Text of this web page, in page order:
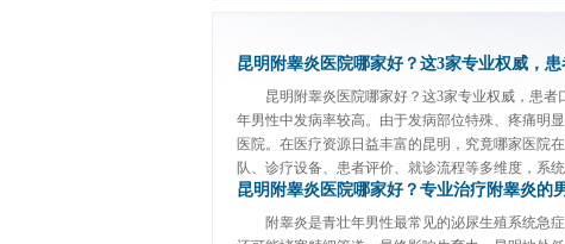
昆明附睾炎医院哪家好？这3家专业权威，患
昆明附睾炎医院哪家好？这3家专业权威，患
年男性中发病率较高。由于发病部位特殊、疼痛明
医院。在医疗资源日益丰富的昆明，究竟哪家医院
队、诊疗设备、患者评价、就诊流程等多维度，系
昆明附睾炎医院哪家好？专业治疗附睾炎的
附睾炎是青壮年男性最常见的泌尿生殖系统急